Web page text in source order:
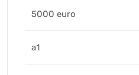
5000 euro
a1